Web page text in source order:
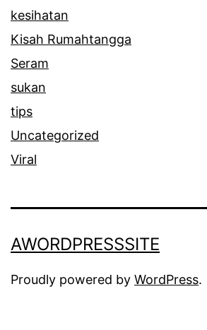
kesihatan
Kisah Rumahtangga
Seram
sukan
tips
Uncategorized
Viral
AWORDPRESSSITE
Proudly powered by WordPress.